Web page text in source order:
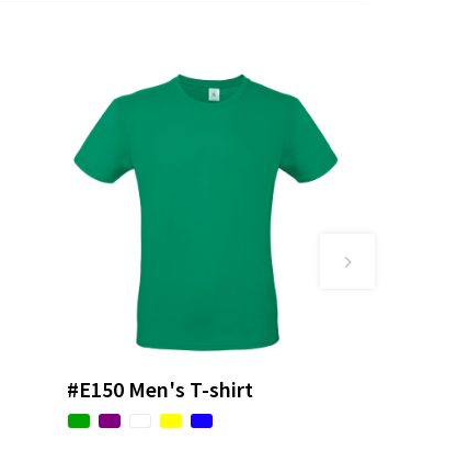
#E150 Men's T-shirt